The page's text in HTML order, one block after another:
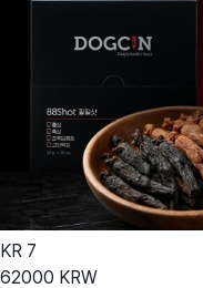
KR 7
62000 KRW